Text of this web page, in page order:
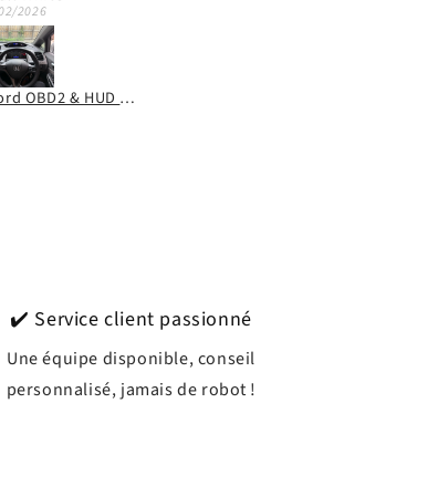
Ordinateur de Bord OBD2 & HUD Digital A501 - Mazda (Modèles 2008 - 2026)
✔️ Service client passionné
Une équipe disponible, conseil
personnalisé, jamais de robot !